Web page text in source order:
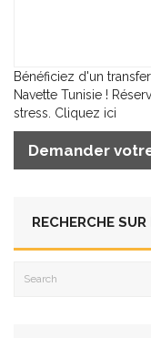
Bénéficiez d'un
Navette Tunisie !
stress. Cliquez ici
Demander
RECHERCHE